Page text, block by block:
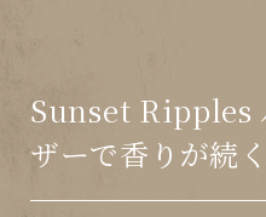
Sunset Ripples
ザーで香りが続